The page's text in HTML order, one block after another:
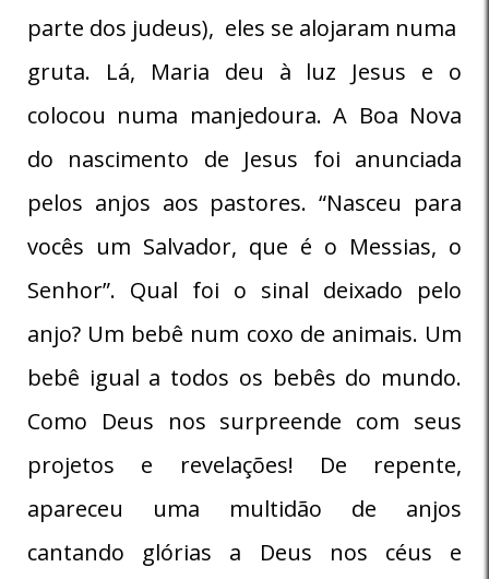
parte dos judeus), eles se alojaram numa
gruta. Lá, Maria deu à luz Jesus e o
colocou numa manjedoura. A Boa Nova
do nascimento de Jesus foi anunciada
pelos anjos aos pastores. “Nasceu para
vocês um Salvador, que é o Messias, o
Senhor”. Qual foi o sinal deixado pelo
anjo? Um bebê num coxo de animais. Um
bebê igual a todos os bebês do mundo.
Como Deus nos surpreende com seus
projetos e revelações! De repente,
apareceu uma multidão de anjos
cantando glórias a Deus nos céus e